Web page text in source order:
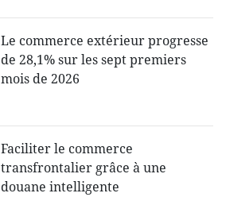
Le commerce extérieur progresse
de 28,1% sur les sept premiers
mois de 2026
Faciliter le commerce
transfrontalier grâce à une
douane intelligente